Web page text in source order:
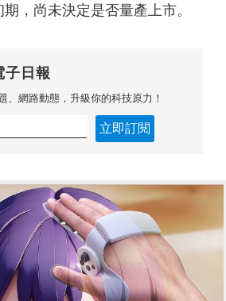
，尚未決定是否量產上市。
子日報
、網路動態，升級你的科技原力！
立即訂閱